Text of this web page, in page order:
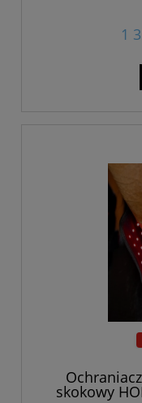
1
skokowy